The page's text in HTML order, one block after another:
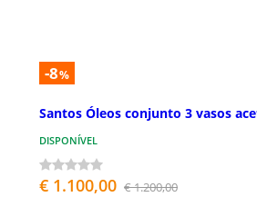
-8%
Santos Óleos conjunto 3 vasos
DISPONÍVEL
€ 1.100,00 € 1.200,00